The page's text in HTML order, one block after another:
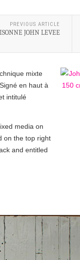
PREVIOUS ARTICLE
JOHN LEVEE
mixte
en haut à
intitulé
media on
on the top right
and entitled